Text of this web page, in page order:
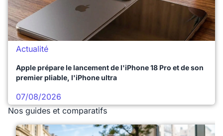
Actualité
Apple prépare le lancement de l'iPhone 18 Pro et de son
premier pliable, l'iPhone ultra
07/08/2026
Nos guides et comparatifs